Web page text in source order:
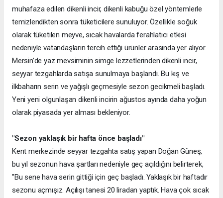
muhafaza edilen dikenli incir, dikenli kabuğu özel yöntemlerle
temizlendikten sonra tüketicilere sunuluyor. Özellikle soğuk
olarak tüketilen meyve, sıcak havalarda ferahlatıcı etkisi
nedeniyle vatandaşların tercih ettiği ürünler arasında yer alıyor.
Mersin’de yaz mevsiminin simge lezzetlerinden dikenli incir,
seyyar tezgahlarda satışa sunulmaya başlandı. Bu kış ve
ilkbaharın serin ve yağışlı geçmesiyle sezon gecikmeli başladı.
Yeni yeni olgunlaşan dikenli incirin ağustos ayında daha yoğun
olarak piyasada yer alması bekleniyor.
"Sezon yaklaşık bir hafta önce başladı"
Kent merkezinde seyyar tezgahta satış yapan Doğan Güneş,
bu yıl sezonun hava şartları nedeniyle geç açıldığını belirterek,
"Bu sene hava serin gittiği için geç başladı. Yaklaşık bir haftadır
sezonu açmışız. Açılışı tanesi 20 liradan yaptık. Hava çok sıcak